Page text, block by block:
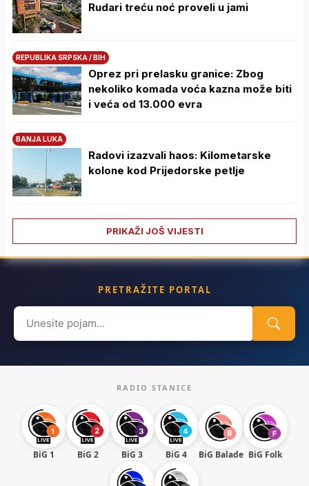
Rudari treću noć proveli u jami
REPUBLIKA SRPSKA / BIH
Oprez pri prelasku granice: Zbog
nekoliko komada voća kazna može biti
i veća od 13.000 evra
BANJA LUKA
Radovi izazvali haos: Kilometarske
kolone kod Prijedorske petlje
PRIKAŽI JOŠ VIJESTI
PRETRAŽITE PORTAL
Search
for:
RADIO STANICE
BiG 1 BiG 2 BiG 3 BiG 4 BiG Balade BiG Folk